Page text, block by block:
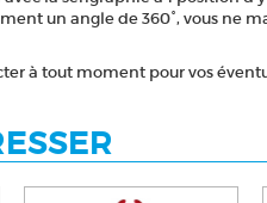
un angle de 360°, vous ne
à tout moment pour vos